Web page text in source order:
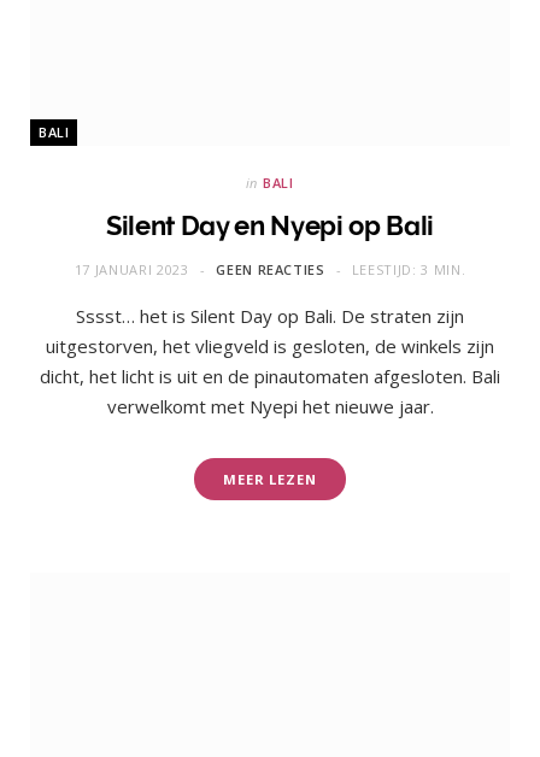
BALI
in BALI
Silent Day en Nyepi op Bali
17 JANUARI 2023 GEEN REACTIES LEESTIJD: 3 MIN.
Sssst… het is Silent Day op Bali. De straten zijn
uitgestorven, het vliegveld is gesloten, de winkels zijn
dicht, het licht is uit en de pinautomaten afgesloten. Bali
verwelkomt met Nyepi het nieuwe jaar.
MEER LEZEN